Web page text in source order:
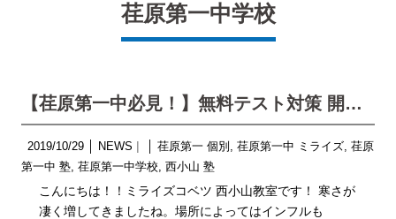
荏原第一中学校
【荏原第一中必見！】無料テスト対策 開催！！
2019/10/29│ NEWS 荏原第一 個別 荏原第一中 ミライズ, 荏原
第一中 塾, 荏原第一中学校 西小山 塾
こんにちは！！ミライズコベツ 西小山教室です！ 寒さが
凄く増してきましたね。場所によってはインフルも